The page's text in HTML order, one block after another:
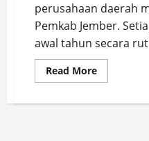
perusahaan daerah
Pemkab Jember.
awal tahun secara
Read MoreRead
more
Apel